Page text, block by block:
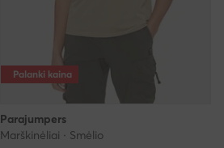
Palanki kaina
Parajumpers
Marškinėliai · Smėlio